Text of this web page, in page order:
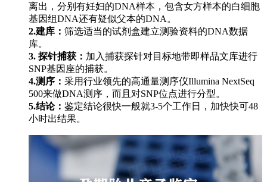
离出，分别有妊妇的DNA样本，包含女方样本的白细胞
基因组DNA还有疑似父本的DNA。
2.建库： 筛选适当的试剂盒建立测验资料的DNA数据
库。
3. 探针捕获： 加入捕获探针对目标地带即样品文库进行
SNP基因座的捕获。
4.测序： 采用行业领先的高通量测序仪Illumina NextSeq
500来做DNA测序，而且对SNP位点进行分型。
5.结论： 鉴定结论很快一般就3-5个工作日，加快快可48
小时出结果。